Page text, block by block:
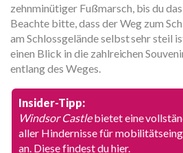
zehnminütiger Fußmarsch, bis du
Beachte bitte, dass der Weg zum
am Schlossgelände selbst sehr steil
einen Blick in die zahlreichen
entlang des Weges.
Insider-Tipp:
Windsor Castlebietet eine
aller Hindernisse für
an. Diese findest duhier.